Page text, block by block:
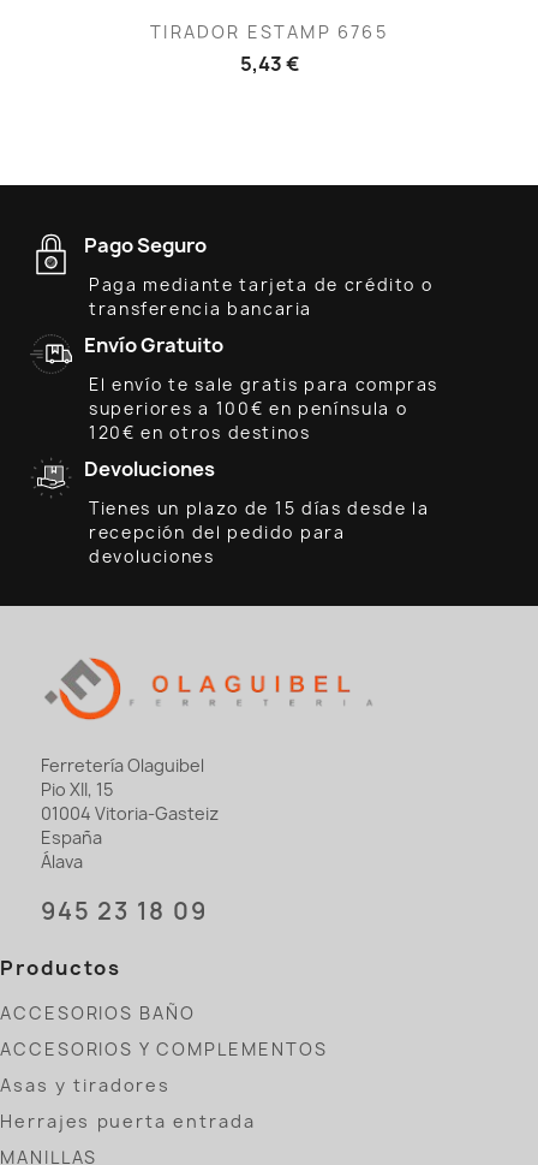
TIRADOR ESTAMP 6765
5,43 €
Pago Seguro
Paga mediante tarjeta de crédito o
transferencia bancaria
Envío Gratuito
El envío te sale gratis para compras
superiores a 100€ en península o
120€ en otros destinos
Devoluciones
Tienes un plazo de 15 días desde la
recepción del pedido para
devoluciones
Ferretería Olaguibel
Pio XII, 15
01004 Vitoria-Gasteiz
España
Álava
945 23 18 09
Productos
ACCESORIOS BAÑO
ACCESORIOS Y COMPLEMENTOS
Asas y tiradores
Herrajes puerta entrada
MANILLAS